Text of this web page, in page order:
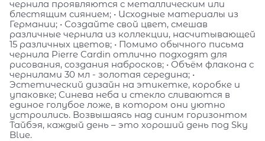
чернила проявляются с металлическим или
блестящим сиянием; • Исходные материалы из
Германии; • Создайте свой цвет, смешав
различные чернила из коллекции, насчитывающей
15 различных цветов; • Помимо обычного письма
чернила Pierre Cardin отлично подходят для
рисования, создания набросков; • Объём флакона с
чернилами 30 мл - золотая середина; •
Эстетический дизайн на этикетке, коробке и
упаковке; Синева неба и стекло сливаются в
единое голубое ложе, в котором они уютно
устроились. Возвышаясь над синим горизонтом
Тайбэя, каждый день – это хороший день под Sky
Blue.